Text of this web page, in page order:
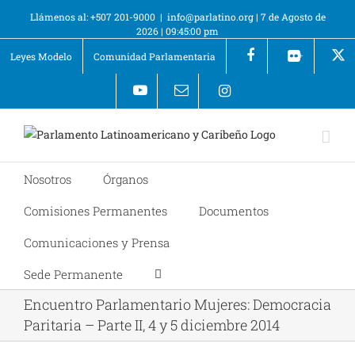
Llámenos al: +507 201-9000 | info@parlatino.org| 7 de Agosto de
2026| 09:45:00 pm
Leyes Modelo
Comunidad Parlamentaria +
Nosotros
Órganos
Comisiones Permanentes
Documentos
Comunicaciones y Prensa
Sede Permanente
Encuentro Parlamentario Mujeres: Democracia
Paritaria – Parte II, 4 y 5 diciembre 2014